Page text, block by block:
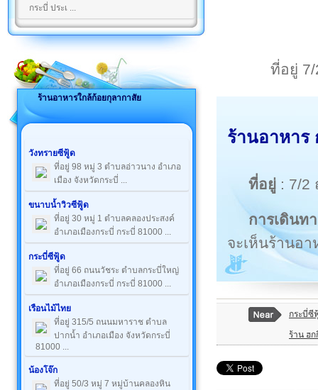
กระบี่ ประเ ...
ร้านอาหารใกล้ก้อยกุลากาสัย
วังทรายซีฟู้ด
ที่อยู่ 98 หมู่ 3 ตำบลอ่าวนาง อำเภอ
เมือง จังหวัดกระบี่ ...
ขนาบน้ำวิวซีฟู้ด
ที่อยู่ 30 หมู่ 1 ตำบลคลองประสงค์
อำเภอเมืองกระบี่ กระบี่ 81000 ...
กระบี่ซีฟู้ด
ที่อยู่ 66 ถนนวัชระ ตำบลกระบี่ใหญ่
อำเภอเมืองกระบี่ กระบี่ 81000 ...
เรือนไม้ไทย
ที่อยู่ 315/5 ถนนมหาราช ตำบล
ปากน้ำ อำเภอเมือง จังหวัดกระบี่
81000 ...
น้องโจ๊ก
ที่อยู่ 50/3 หมู่ 7 หมู่บ้านคลองหิน
ที่อยู่
ร้านอาหาร
ที่อยู่ : 7/2
การเดินท
จะเห็นร้านอ
กระบี่ซี
ร้าน ฮก